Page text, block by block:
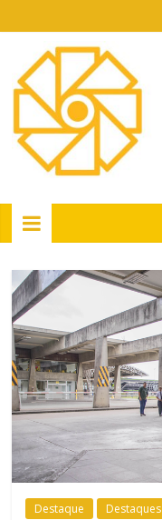
para
conteúdo
PR
Portais
Portal
de
notícias
do
Paraná
Destaque Destaques